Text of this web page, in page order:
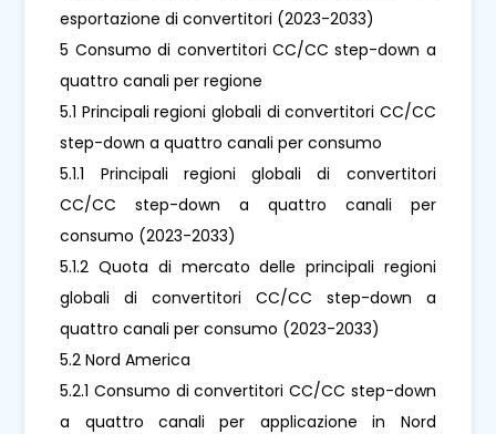
esportazione di convertitori (2023-2033)
5 Consumo di convertitori CC/CC step-down a
quattro canali per regione
5.1 Principali regioni globali di convertitori CC/CC
step-down a quattro canali per consumo
5.1.1 Principali regioni globali di convertitori
CC/CC step-down a quattro canali per
consumo (2023-2033)
5.1.2 Quota di mercato delle principali regioni
globali di convertitori CC/CC step-down a
quattro canali per consumo (2023-2033)
5.2 Nord America
5.2.1 Consumo di convertitori CC/CC step-down
a quattro canali per applicazione in Nord